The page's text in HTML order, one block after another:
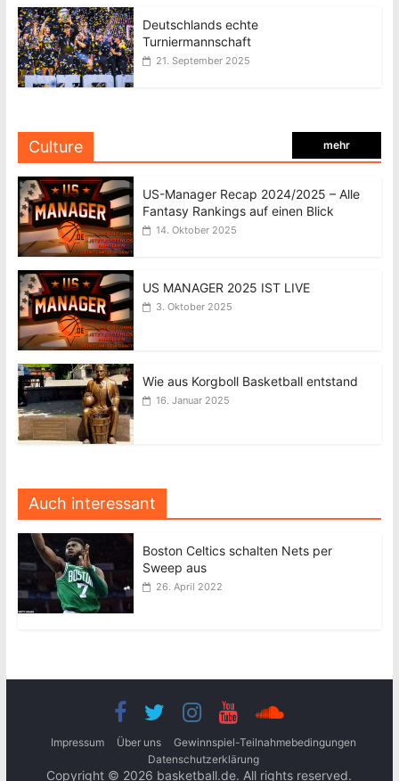
Deutschlands echte
Turniermannschaft
21. September 2025
Culture mehr
US-Manager Recap 2024/2025 – Alle
Fantasy Rankings auf einen Blick
14. Oktober 2025
US MANAGER 2025 IST LIVE
3. Oktober 2025
Wie aus Korgboll Basketball entstand
16. Januar 2025
Auch interessant
Boston Celtics schalten Nets per
Sweep aus
26. April 2022
Impressum Über uns
Gewinnspiel-Teilnahmebedingungen
Datenschutzerklärung
Copyright © 2026 basketball.de. All rights reserved.